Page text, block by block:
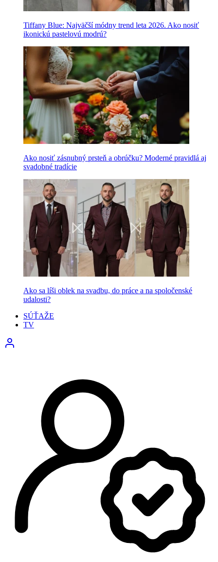
Tiffany Blue: Najväčší módny trend leta 2026. Ako nosiť
ikonickú pastelovú modrú?
Ako nosiť zásnubný prsteň a obrúčku? Moderné pravidlá aj
svadobné tradície
Ako sa líši oblek na svadbu, do práce a na spoločenské
udalosti?
SÚŤAŽE
TV